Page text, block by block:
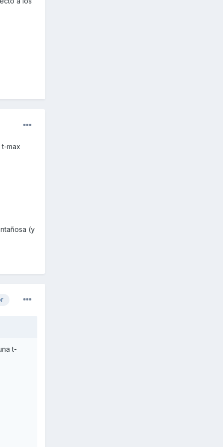
max
(y
t-